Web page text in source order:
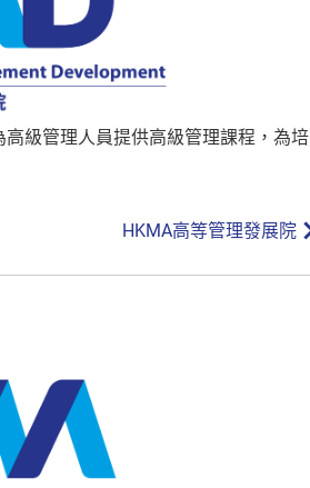
級管理人員提供高級管理課程，為培
HKMA高等管理發展院